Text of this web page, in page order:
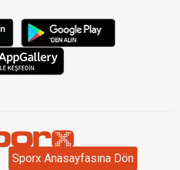
Sporx Anasayfasına Dön